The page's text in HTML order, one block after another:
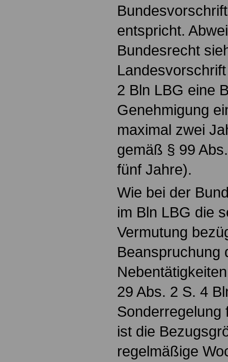
entspricht.
Bundesrecht
2 Bln LBG eine
Genehmigung
maximal zwei
gemäß § 99
fünf Jahre).
Wie bei der
im Bln LBG die
Vermutung
Beanspruchung
29 Abs. 2 S. 4
Sonderregelung
ist die
regelmäßige